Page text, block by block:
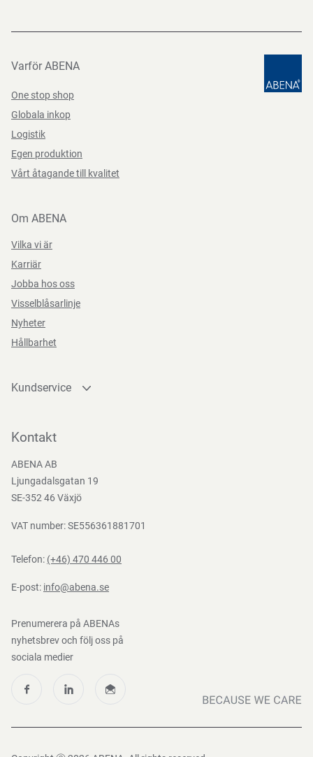
Varför ABENA
One stop shop
Globala inkop
Logistik
Egen produktion
Vårt åtagande till kvalitet
Om ABENA
Vilka vi är
Karriär
Jobba hos oss
Visselblåsarlinje
Nyheter
Hållbarhet
Kundservice
Bli kund
Nedladdningar
Kontakt
ABENA AB
Ljungadalsgatan 19
SE-352 46 Växjö
VAT number: SE556361881701
Telefon: (+46) 470 446 00
E-post: info@abena.se
Prenumerera på ABENAs
nyhetsbrev och följ oss på
sociala medier